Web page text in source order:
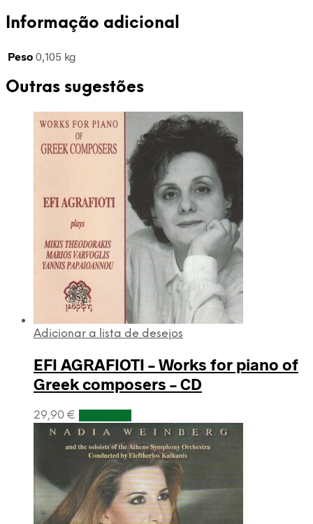
Informação adicional
Peso 0,105 kg
Outras sugestões
Adicionar a lista de desejos
EFI AGRAFIOTI – Works for piano of
Greek composers – CD
29,90 €